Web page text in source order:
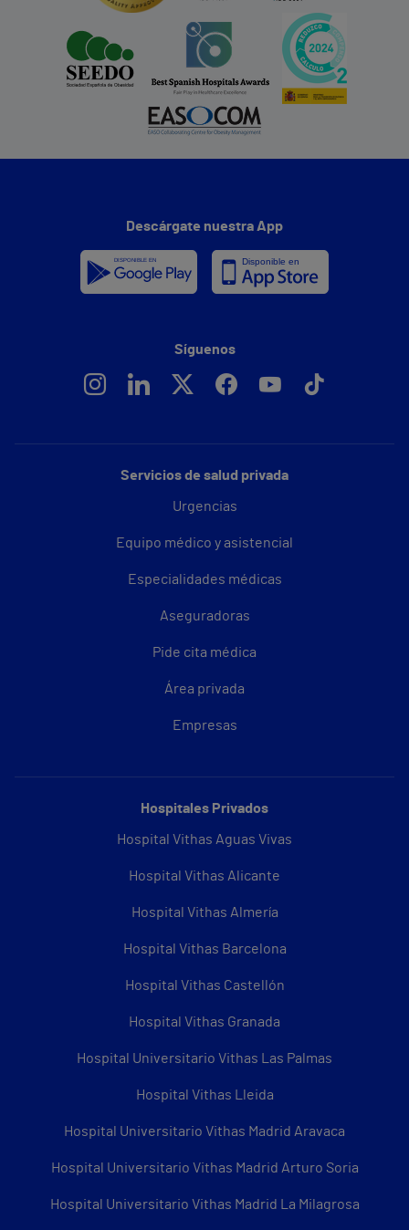
Servicios de salud privada
Urgencias
Equipo médico y asistencial
Especialidades médicas
Aseguradoras
Pide cita médica
Área privada
Empresas
Hospitales Privados
Hospital Vithas Aguas Vivas
Hospital Vithas Alicante
Hospital Vithas Almería
Hospital Vithas Barcelona
Hospital Vithas Castellón
Hospital Vithas Granada
Hospital Universitario Vithas Las Palmas
Hospital Vithas Lleida
Hospital Universitario Vithas Madrid Aravaca
Hospital Universitario Vithas Madrid Arturo Soria
Hospital Universitario Vithas Madrid La Milagrosa
Descárgate nuestra App
Síguenos